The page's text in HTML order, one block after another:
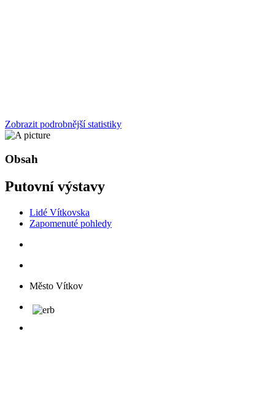
Zobrazit podrobnější statistiky
Obsah
Putovní výstavy
Lidé Vítkovska
Zapomenuté pohledy
Město Vítkov